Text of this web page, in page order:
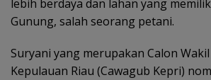
lebih berdaya dan lahan yang
Gunung, salah seorang petani.
Suryani yang merupakan Calon
Kepulauan Riau (Cawagub Kepri)